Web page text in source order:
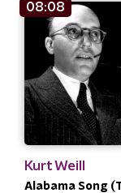
08:08
Kurt Weill
Alabama Song